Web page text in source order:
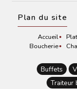
Plan du site
Accueil
Boucherie
Buffets
Traiteur